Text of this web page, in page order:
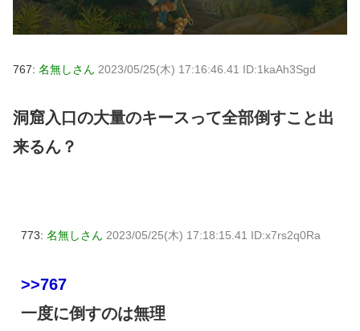
767: 名無しさん 2023/05/25(木) 17:16:46.41 ID:1kaAh3Sgd
洞窟入口の大量のキースって全部倒すこと出
来るん？
773: 名無しさん 2023/05/25(木) 17:18:15.41 ID:x7rs2q0Ra
>>767
一度に倒すのは無理